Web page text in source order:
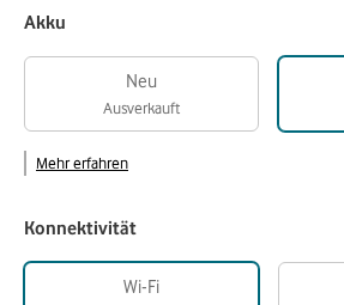
Akku
Neu
Ausverkauft
Mehr erfahren
Konnektivität
Wi-Fi